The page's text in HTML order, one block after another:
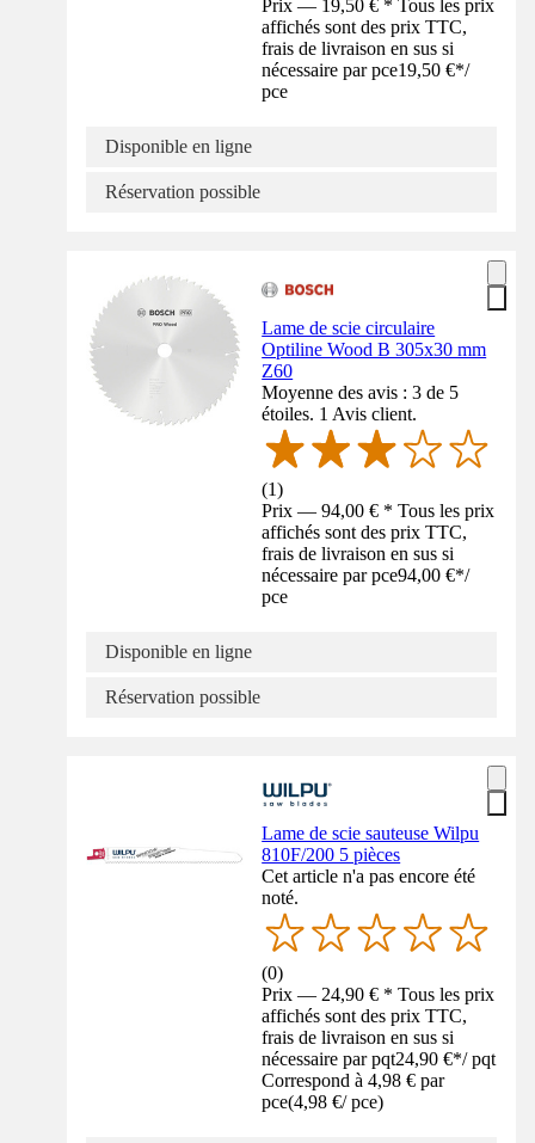
Prix — 19,50 € * Tous les prix
affichés sont des prix TTC,
frais de livraison en sus si
nécessaire par pce19,50 €*/
pce
Disponible en ligne
Réservation possible
Lame de scie circulaire
Optiline Wood B 305x30 mm
Z60
Moyenne des avis : 3 de 5
étoiles. 1 Avis client.
(1)
Prix — 94,00 € * Tous les prix
affichés sont des prix TTC,
frais de livraison en sus si
nécessaire par pce94,00 €*/
pce
Disponible en ligne
Réservation possible
Lame de scie sauteuse Wilpu
810F/200 5 pièces
Cet article n'a pas encore été
noté.
(0)
Prix — 24,90 € * Tous les prix
affichés sont des prix TTC,
frais de livraison en sus si
nécessaire par pqt24,90 €*/ pqt
Correspond à 4,98 € par
pce(4,98 €/ pce)